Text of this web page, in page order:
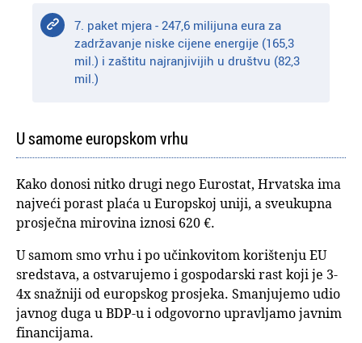
7. paket mjera - 247,6 milijuna eura za
zadržavanje niske cijene energije (165,3
mil.) i zaštitu najranjivijih u društvu (82,3
mil.)
U samome europskom vrhu
Kako donosi nitko drugi nego Eurostat, Hrvatska ima
najveći porast plaća u Europskoj uniji, a sveukupna
prosječna mirovina iznosi 620 €.
U samom smo vrhu i po učinkovitom korištenju EU
sredstava, a ostvarujemo i gospodarski rast koji je 3-
4x snažniji od europskog prosjeka. Smanjujemo udio
javnog duga u BDP-u i odgovorno upravljamo javnim
financijama.